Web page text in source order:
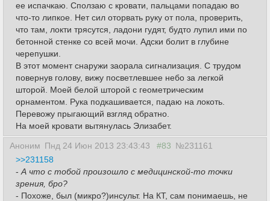
ее испачкаю. Сползаю с кровати, пальцами попадаю во
что-то липкое. Нет сил оторвать руку от пола, проверить,
что там, локти трясутся, ладони гудят, будто лупил ими по
бетонной стенке со всей мочи. Адски болит в глубине
черепушки.
В этот момент снаружи заорала сигнализация. С трудом
повернув голову, вижу посветлевшее небо за легкой
шторой. Моей белой шторой с геометрическим
орнаментом. Рука подкашивается, падаю на локоть.
Перевожу прыгающий взгляд обратно.
На моей кровати вытянулась Элизабет.
Аноним Пнд 24 Июн 2013 23:43:43 #83 №231161
>>231158
- А что с тобой произошло с медицинской-то точки
зрения, бро?
- Похоже, был (микро?)инсульт. На КТ, сам понимаешь, не